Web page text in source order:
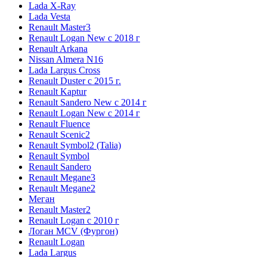
Lada X-Ray
Lada Vesta
Renault Master3
Renault Logan New с 2018 г
Renault Arkana
Nissan Almera N16
Lada Largus Cross
Renault Duster с 2015 г.
Renault Kaptur
Renault Sandero New с 2014 г
Renault Logan New с 2014 г
Renault Fluence
Renault Scenic2
Renault Symbol2 (Talia)
Renault Symbol
Renault Sandero
Renault Megane3
Renault Megane2
Меган
Renault Master2
Renault Logan c 2010 г
Логан МСV (Фургон)
Renault Logan
Lada Largus